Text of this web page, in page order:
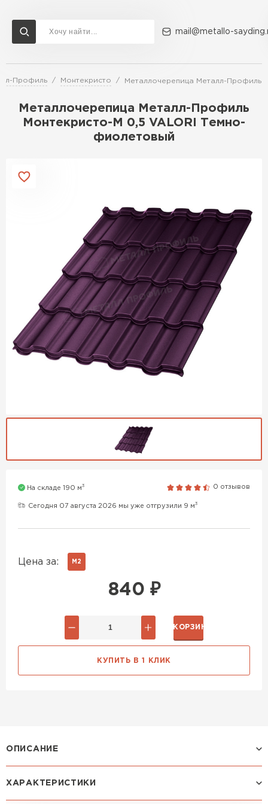
mail@metallo-
Профиль Монтекристо Металлочерепица Металл-Профиль
Металлочерепица Металл-Профиль
Монтекристо-M 0,5 VALORI Темно-
фиолетовый
На складе 190 м3 0 отзывов
Сегодня 07 августа 2026 мы уже отгрузили 9 м3
Цена за: М2
840 ₽
В КОРЗИНУ
КУПИТЬ В 1 КЛИК
ОПИСАНИЕ
Профиль МОНТЕКРИСТО:
ХАРАКТЕРИСТИКИ
Доставка и оплата Акции О компании Контакты
Перейти в каталог